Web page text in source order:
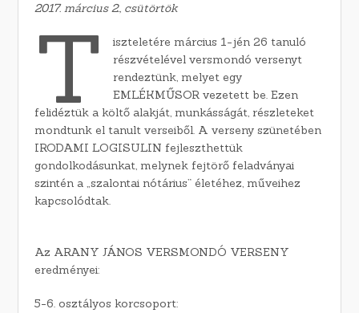
2017. március 2., csütörtök
T
iszteletére március 1-jén 26 tanuló
részvételével versmondó versenyt
rendeztünk, melyet egy
EMLÉKMŰSOR vezetett be. Ezen
felidéztük a költő alakját, munkásságát, részleteket
mondtunk el tanult verseiből. A verseny szünetében
IRODAMI LOGISULIN fejleszthettük
gondolkodásunkat, melynek fejtörő feladványai
szintén a „szalontai nótárius” életéhez, műveihez
kapcsolódtak.
Az ARANY JÁNOS VERSMONDÓ VERSENY
eredményei:
5-6. osztályos korcsoport: